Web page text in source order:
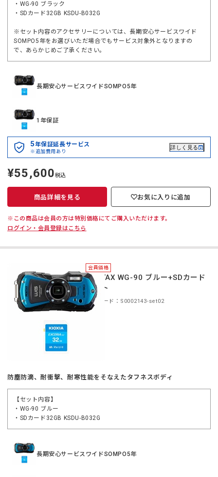
・WG-90 ブラック
・SDカード32GB KSDU-B032G
※セット内容のアクセサリーについては、長期安心サービスワイド
SOMPO5年をお選びいただ場合でもサービス対象外となりますの
で、あらかじめご了承ください。
長期安心サービスワイドSOMPO5年
1年保証
5年保証延長サービス
※追加費用あり
詳しく見る
定
価
¥55,600税込
商品詳細を見る お気に入りに追加
※この商品は会員の方は特別価格にてご購入いただけます。
ログイン・会員登録はこちら
会員価格
PENTAX WG-90 ブルー+SDカード
セット
商品コード：S0002143-set02
防塵防滴、耐衝撃、耐寒性能をそなえたタフネスボディ
【セット内容】
・WG-90 ブルー
・SDカード32GB KSDU-B032G
長期安心サービスワイドSOMPO5年